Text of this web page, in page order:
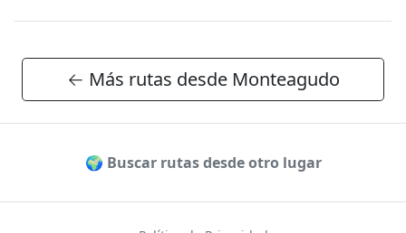
← Más rutas desde Monteagudo
🌍 Buscar rutas desde otro lugar